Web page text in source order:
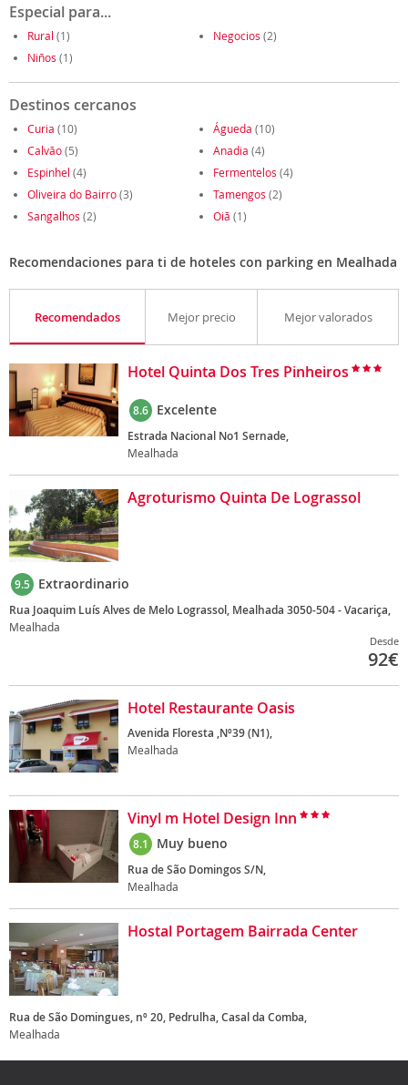
Especial para...
Rural (1) Negocios (2)
Niños (1)
Destinos cercanos
Curia (10) Águeda (10)
Calvão(5) Anadia (4)
Espinhel (4) Fermentelos (4)
Oliveira do Bairro(3) Tamengos (2)
Sangalhos (2) Oiã (1)
Recomendaciones para ti de hoteles con parking en Mealhada
Recomendados Mejor precio Mejor valorados
Hotel Quinta Dos Tres Pinheiros
8.6 Excelente
Estrada Nacional No1 Sernade,
Mealhada
Agroturismo Quinta De Lograssol
9.5 Extraordinario
Rua Joaquim Luís Alves de Melo Lograssol, Mealhada 3050-504 - Vacariça,
Mealhada
Desde
92€
Hotel Restaurante Oasis
Avenida Floresta ,Nº39 (N1),
Mealhada
Vinyl m Hotel Design Inn
8.1 Muy bueno
Rua de São Domingos S/N,
Mealhada
Hostal Portagem Bairrada Center
Rua de São Domingues, nº 20, Pedrulha, Casal da Comba,
Mealhada